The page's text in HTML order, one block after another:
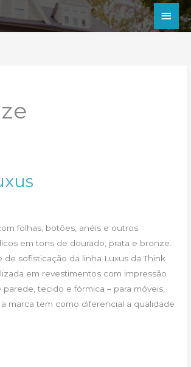
folhas, botões, anéis e outros
em tons de dourado, prata e bronze.
de sofisticação da linha Luxus da Think
em revestimentos com impressão
parede, tecido e fórmica – para móveis,
marca tem como diferencial a qualidade